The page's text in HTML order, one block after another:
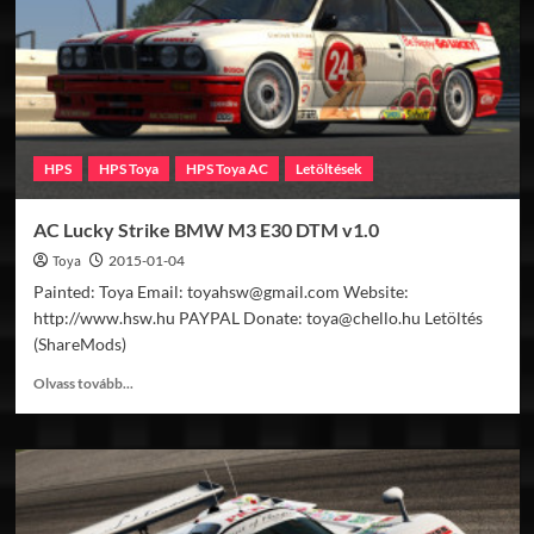
BMW
M3
E30
DTM
v1.0
HPS HPS Toya HPS Toya AC Letöltések
AC Lucky Strike BMW M3 E30 DTM v1.0
Toya 2015-01-04
Painted: Toya Email: toyahsw@gmail.com Website:
http://www.hsw.hu PAYPAL Donate: toya@chello.hu Letöltés
(ShareMods)
Olvass tovább...
AC
Lucky
Strike
BMW